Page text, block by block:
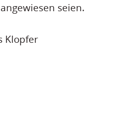
seien.
Klopfer